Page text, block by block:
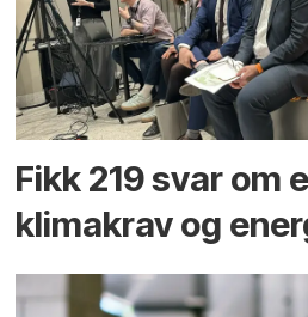
Fikk 219 svar om
klimakrav og